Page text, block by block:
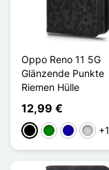
Oppo Reno 11 5G
Glänzende Punkte
Riemen Hülle
12,99 €
Schwarz
GrünDunkelblau
Silber
+1